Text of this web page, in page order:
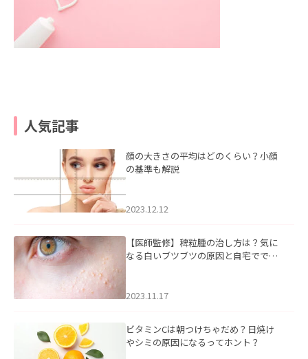
人気記事
顔の大きさの平均はどのくらい？小顔
の基準も解説
2023.12.12
【医師監修】稗粒腫の治し方は？気に
なる白いブツブツの原因と自宅ででき
2023.11.17
ビタミンCは朝つけちゃだめ？日焼け
やシミの原因になるってホント？